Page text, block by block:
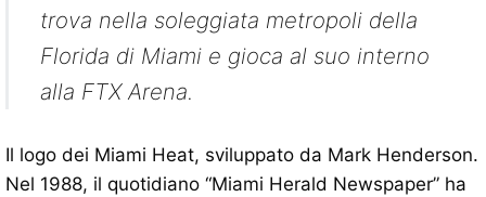
trova nella soleggiata metropoli della
Florida di Miami e gioca al suo interno
alla FTX Arena.
Il logo dei Miami Heat, sviluppato da Mark Henderson.
Nel 1988, il quotidiano “Miami Herald Newspaper” ha